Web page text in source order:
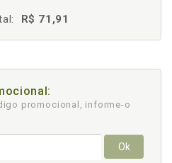
R$ 71,91
promocional, informe-o
Ok